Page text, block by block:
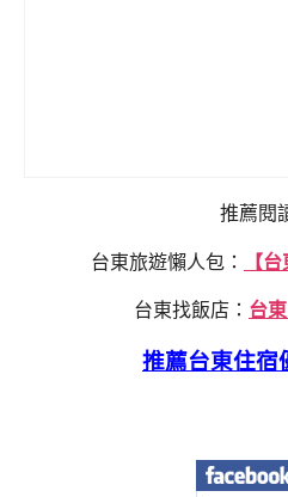
推薦閱
台東旅遊懶人包： 【
台東找飯店： 台
推薦台東住宿